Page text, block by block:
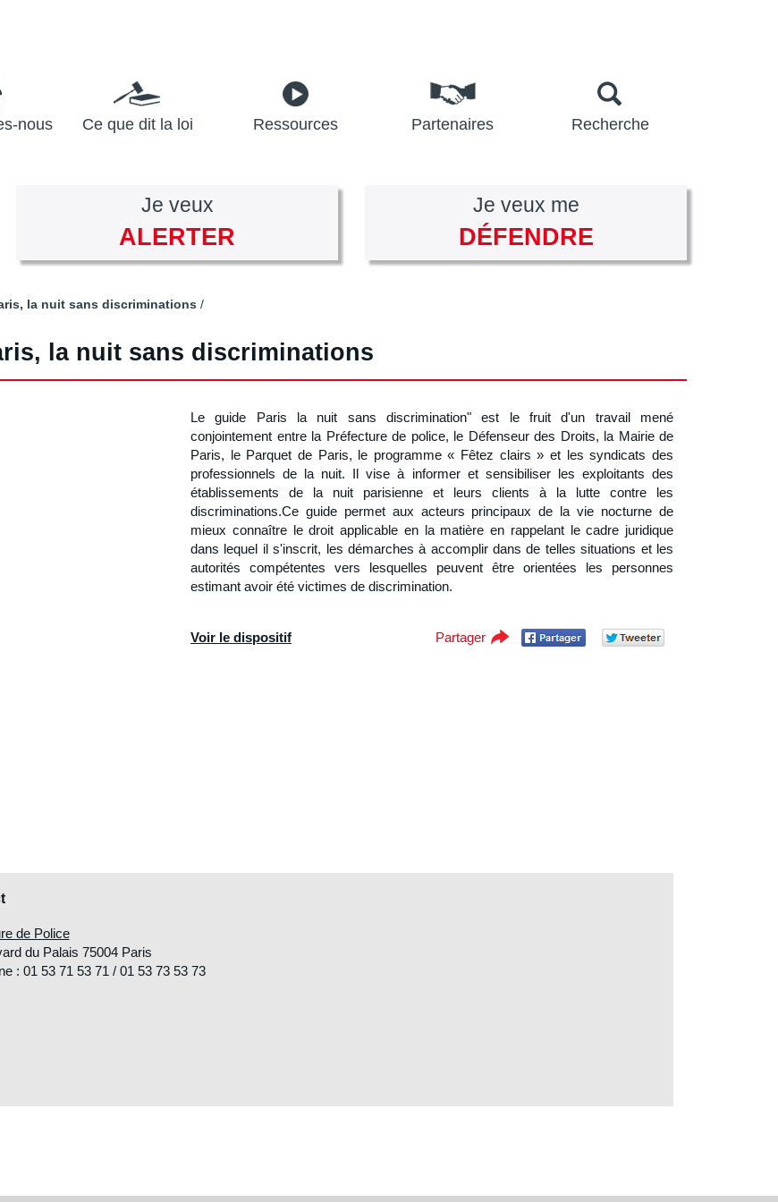
nous
Ce que dit la loi Ressources Partenaires Recherche
Je veux
ALERTER
Je veux me
DÉFENDRE
la nuit sans discriminations
la nuit sans discriminations
Le guide Paris la nuit sans discrimination" est le fruit d'un travail mené
conjointement entre la Préfecture de police, le Défenseur des Droits, la Mairie de
Paris, le Parquet de Paris, le programme « Fêtez clairs » et les syndicats des
professionnels de la nuit. Il vise à informer et sensibiliser les exploitants des
établissements de la nuit parisienne et leurs clients à la lutte contre les
discriminations.Ce guide permet aux acteurs principaux de la vie nocturne de
mieux connaître le droit applicable en la matière en rappelant le cadre juridique
dans lequel il s'inscrit, les démarches à accomplir dans de telles situations et les
autorités compétentes vers lesquelles peuvent être orientées les personnes
estimant avoir été victimes de discrimination.
Voir le dispositif Partager
Partager
de Police
du Palais 75004 Paris
: 01 53 71 53 71 / 01 53 73 53 73